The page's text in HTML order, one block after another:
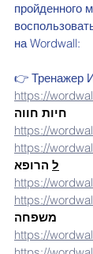
пройденного
на Wordwall:
👉 Тренажер
https://
חיות חווה
https://
https://
ל הרופא
https://
https://
משפחה
https://